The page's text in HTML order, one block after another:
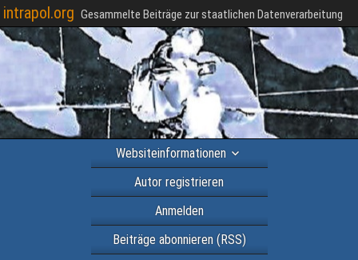
intrapol.org Gesammelte Beiträge zur staatlichen Datenverarbeitung
Websiteinformationen
Autor registrieren
Anmelden
Beiträge abonnieren (RSS)